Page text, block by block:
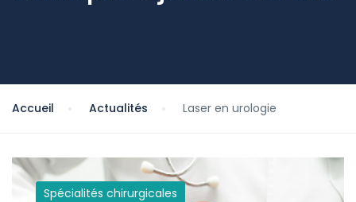
Accueil Actualités Laser en urologie
Spécialités chirurgicales